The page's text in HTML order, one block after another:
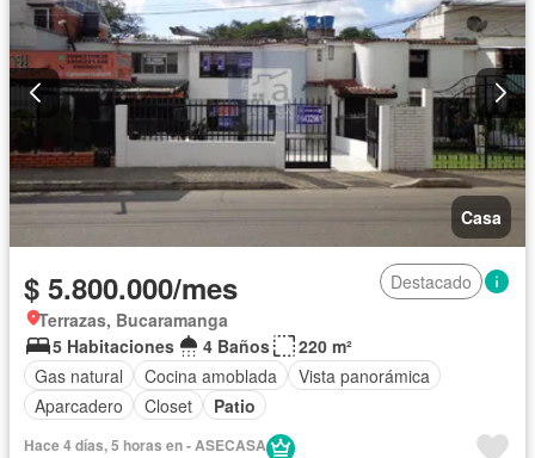
Casa
$ 5.800.000/mes
Destacado
Terrazas, Bucaramanga
5 Habitaciones
4 Baños
220 m²
Gas natural
Cocina amoblada
Vista panorámica
Aparcadero
Closet Patio
Hace 4 días, 5 horas en - ASECASA